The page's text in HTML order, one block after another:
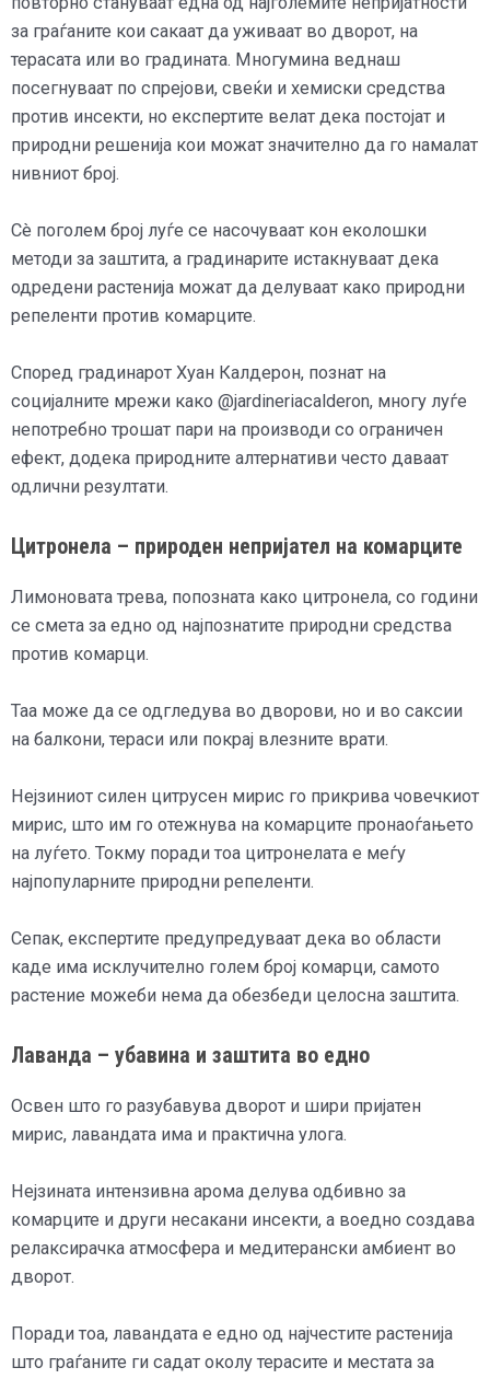
за граѓаните кои сакаат да уживаат во дворот, на
терасата или во градината. Многумина веднаш
посегнуваат по спрејови, свеќи и хемиски средства
против инсекти, но експертите велат дека постојат и
природни решенија кои можат значително да го намалат
нивниот број.
Сè поголем број луѓе се насочуваат кон еколошки
методи за заштита, а градинарите истакнуваат дека
одредени растенија можат да делуваат како природни
репеленти против комарците.
Според градинарот Хуан Калдерон, познат на
социјалните мрежи како @jardineriacalderon, многу луѓе
непотребно трошат пари на производи со ограничен
ефект, додека природните алтернативи често даваат
одлични резултати.
Цитронела – природен непријател на комарците
Лимоновата трева, попозната како цитронела, со години
се смета за едно од најпознатите природни средства
против комарци.
Таа може да се одгледува во дворови, но и во саксии
на балкони, тераси или покрај влезните врати.
Нејзиниот силен цитрусен мирис го прикрива човечкиот
мирис, што им го отежнува на комарците пронаоѓањето
на луѓето. Токму поради тоа цитронелата е меѓу
најпопуларните природни репеленти.
Сепак, експертите предупредуваат дека во области
каде има исклучително голем број комарци, самото
растение можеби нема да обезбеди целосна заштита.
Лаванда – убавина и заштита во едно
Освен што го разубавува дворот и шири пријатен
мирис, лавандата има и практична улога.
Нејзината интензивна арома делува одбивно за
комарците и други несакани инсекти, а воедно создава
релаксирачка атмосфера и медитерански амбиент во
дворот.
Поради тоа, лавандата е едно од најчестите растенија
што граѓаните ги садат околу терасите и местата за